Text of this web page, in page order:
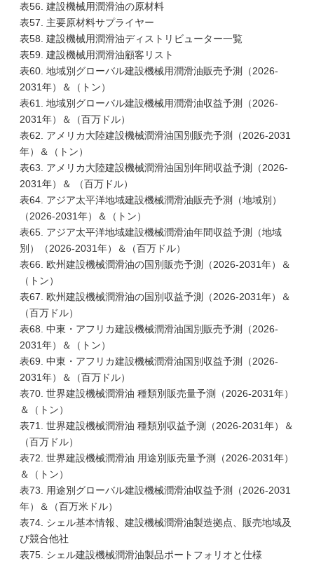
表56. 建設機械用潤滑油の原材料
表57. 主要原材料サプライヤー
表58. 建設機械用潤滑油ディストリビューター一覧
表59. 建設機械用潤滑油顧客リスト
表60. 地域別グローバル建設機械用潤滑油販売予測（2026-
2031年）＆（トン）
表61. 地域別グローバル建設機械用潤滑油収益予測（2026-
2031年）＆（百万ドル）
表62. アメリカ大陸建設機械潤滑油国別販売予測（2026-2031
年）＆（トン）
表63. アメリカ大陸建設機械潤滑油国別年間収益予測（2026-
2031年）＆ （百万ドル）
表64. アジア太平洋地域建設機械潤滑油販売予測（地域別）
（2026-2031年）＆（トン）
表65. アジア太平洋地域建設機械潤滑油年間収益予測（地域
別）（2026-2031年）＆（百万ドル）
表66. 欧州建設機械潤滑油の国別販売予測（2026-2031年）＆
（トン）
表67. 欧州建設機械潤滑油の国別収益予測（2026-2031年）＆
（百万ドル）
表68. 中東・アフリカ建設機械潤滑油国別販売予測（2026-
2031年）＆（トン）
表69. 中東・アフリカ建設機械潤滑油国別収益予測（2026-
2031年）＆（百万ドル）
表70. 世界建設機械潤滑油 種類別販売量予測（2026-2031年）
＆（トン）
表71. 世界建設機械潤滑油 種類別収益予測（2026-2031年）＆
（百万ドル）
表72. 世界建設機械潤滑油 用途別販売量予測（2026-2031年）
＆（トン）
表73. 用途別グローバル建設機械潤滑油収益予測（2026-2031
年）＆（百万米ドル）
表74. シェル基本情報、建設機械潤滑油製造拠点、販売地域及
び競合他社
表75. シェル建設機械潤滑油製品ポートフォリオと仕様